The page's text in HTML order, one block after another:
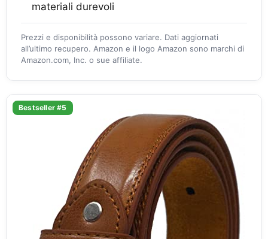
materiali durevoli
Prezzi e disponibilità possono variare. Dati aggiornati
all’ultimo recupero. Amazon e il logo Amazon sono marchi di
Amazon.com, Inc. o sue affiliate.
Bestseller #5